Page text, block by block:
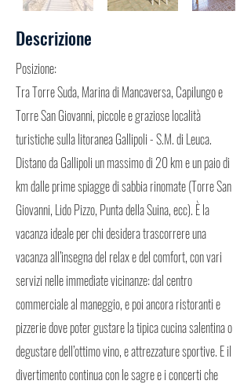
Descrizione
Posizione:
Tra Torre Suda, Marina di Mancaversa, Capilungo e
Torre San Giovanni, piccole e graziose località
turistiche sulla litoranea Gallipoli - S.M. di Leuca.
Distano da Gallipoli un massimo di 20 km e un paio di
km dalle prime spiagge di sabbia rinomate (Torre San
Giovanni, Lido Pizzo, Punta della Suina, ecc). È la
vacanza ideale per chi desidera trascorrere una
vacanza all’insegna del relax e del comfort, con vari
servizi nelle immediate vicinanze: dal centro
commerciale al maneggio, e poi ancora ristoranti e
pizzerie dove poter gustare la tipica cucina salentina o
degustare dell’ottimo vino, e attrezzature sportive. E il
divertimento continua con le sagre e i concerti che